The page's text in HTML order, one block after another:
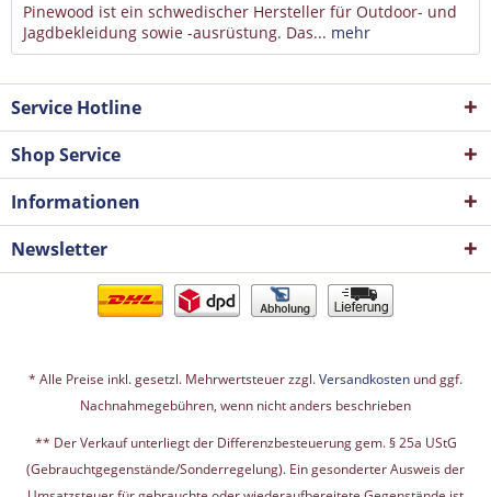
Pinewood ist ein schwedischer Hersteller für Outdoor- und
Jagdbekleidung sowie -ausrüstung. Das... mehr
Service Hotline
Shop Service
Informationen
Newsletter
* Alle Preise inkl. gesetzl. Mehrwertsteuer zzgl.Versandkosten und ggf.
Nachnahmegebühren, wenn nicht anders beschrieben
** Der Verkauf unterliegt der Differenzbesteuerung gem. § 25a UStG
(Gebrauchtgegenstände/Sonderregelung). Ein gesonderter Ausweis der